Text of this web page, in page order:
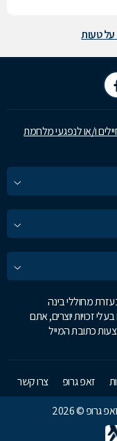
על טעות
ו/או לנפגעי מלחמת
מחוללי בינה
זכויות יוצרים, אתם
כתובת המייל
זאפ גרופ
צרו קשר
© 2026